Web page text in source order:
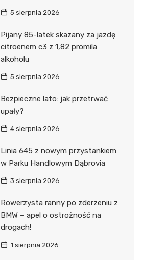
5 sierpnia 2026
Pijany 85-latek skazany za jazdę
citroenem c3 z 1,82 promila
alkoholu
5 sierpnia 2026
Bezpieczne lato: jak przetrwać
upały?
4 sierpnia 2026
Linia 645 z nowym przystankiem
w Parku Handlowym Dąbrovia
3 sierpnia 2026
Rowerzysta ranny po zderzeniu z
BMW – apel o ostrożność na
drogach!
1 sierpnia 2026